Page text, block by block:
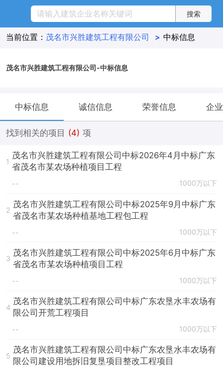
当前位置： 茂名市兴胜建筑工程有限公司 > 中标信息
茂名市兴胜建筑工程有限公司-中标信息
中标信息 诚信信息 荣誉信息 企
找到相关的项目 (4) 项
1
茂名市兴胜建筑工程有限公司中标2026年4月中标广东
省茂名市某农场种植项目工程
-- 1000万以下
2
茂名市兴胜建筑工程有限公司中标2025年9月中标广东
省茂名市某农场种植基地工程包工程
-- 1000万以下
3
茂名市兴胜建筑工程有限公司中标2025年6月中标广东
省茂名市某农场种植项目工程
-- 1000万以下
4
茂名市兴胜建筑工程有限公司中标广东农垦水丰农场有
限公司开荒工程项目
-- 1000万以下
5
茂名市兴胜建筑工程有限公司中标广东农垦水丰农场有
限公司建设用地拆旧复垦项目整改工程项目